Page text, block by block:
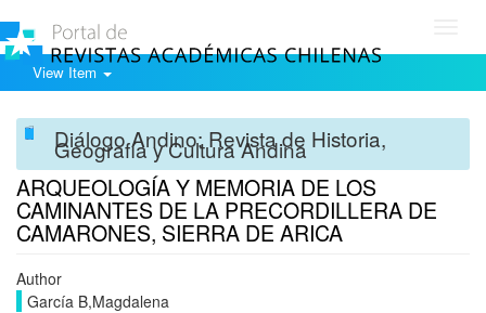
View Item
Diálogo Andino: Revista de Historia,
Geografía y Cultura Andina
ARQUEOLOGÍA Y MEMORIA DE LOS
CAMINANTES DE LA PRECORDILLERA DE
CAMARONES, SIERRA DE ARICA
Author
García B,Magdalena